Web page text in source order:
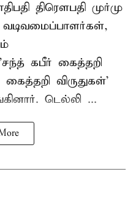
திரௌபதி முர்மு
கபீர் கைத்தறி
கைத்தறி விருதுகள்'
டெல்லி ...